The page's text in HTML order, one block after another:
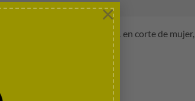
×
la temporada de Fórmula 1 en corte de mujer,